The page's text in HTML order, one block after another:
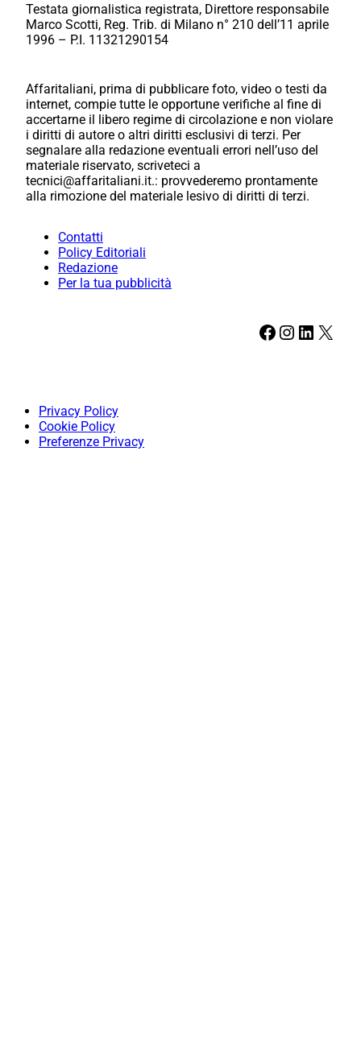
Testata giornalistica registrata, Direttore responsabile
Marco Scotti, Reg. Trib. di Milano n° 210 dell’11 aprile
1996 – P.I. 11321290154
Affaritaliani, prima di pubblicare foto, video o testi da
internet, compie tutte le opportune verifiche al fine di
accertarne il libero regime di circolazione e non violare
i diritti di autore o altri diritti esclusivi di terzi. Per
segnalare alla redazione eventuali errori nell’uso del
materiale riservato, scriveteci a
tecnici@affaritaliani.it.: provvederemo prontamente
alla rimozione del materiale lesivo di diritti di terzi.
Contatti
Policy Editoriali
Redazione
Per la tua pubblicità
Facebook Instagram LinkedIn X
Privacy Policy
Cookie Policy
Preferenze Privacy